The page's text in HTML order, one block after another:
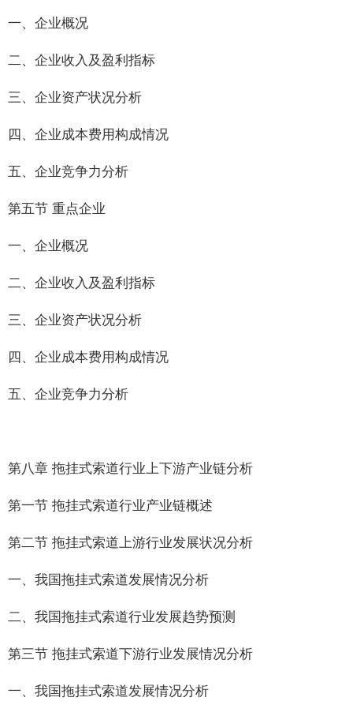
一、企业概况
二、企业收入及盈利指标
三、企业资产状况分析
四、企业成本费用构成情况
五、企业竞争力分析
第五节 重点企业
一、企业概况
二、企业收入及盈利指标
三、企业资产状况分析
四、企业成本费用构成情况
五、企业竞争力分析
第八章 拖挂式索道行业上下游产业链分析
第一节 拖挂式索道行业产业链概述
第二节 拖挂式索道上游行业发展状况分析
一、我国拖挂式索道发展情况分析
二、我国拖挂式索道行业发展趋势预测
第三节 拖挂式索道下游行业发展情况分析
一、我国拖挂式索道发展情况分析